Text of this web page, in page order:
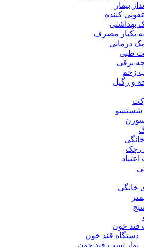
بیمار
کننده
بهداشتی
یکبار مصرف
درمانی
طبی
برقی
زخم
و زگیل
چک
خانگی
خون
دستگاه قند خون
نوار تست قند خون